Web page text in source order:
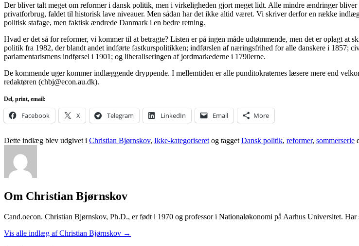
Der bliver talt meget om reformer i dansk politik, men i virkeligheden gjort meget lidt. Alle mindre ændringer
privatforbrug, faldet til historisk lave niveauer. Men sådan har det ikke altid været. Vi skriver derfor en række
politisk stafage, men faktisk ændrede Danmark i en bedre retning.
Hvad er det så for reformer, vi kommer til at betragte? Listen er på ingen måde udtømmende, men det er oplagt
politik fra 1982, der blandt andet indførte fastkurspolitikken; indførslen af næringsfrihed for alle danskere i 1857;
parlamentarismens indførsel i 1901; og liberaliseringen af jordmarkederne i 1790erne.
De kommende uger kommer indlæggende dryppende. I mellemtiden er alle punditokraternes læsere mere end
redaktøren (chbj@econ.au.dk).
Del, print, email:
Facebook X Telegram LinkedIn Email More
Dette indlæg blev udgivet i Christian Bjørnskov, Ikke-kategoriseret og tagget Dansk politik, reformer, sommerserie
Om Christian Bjørnskov
Cand.oecon. Christian Bjørnskov, Ph.D., er født i 1970 og professor i Nationaløkonomi på Aarhus Universitet.
Vis alle indlæg af Christian Bjørnskov →